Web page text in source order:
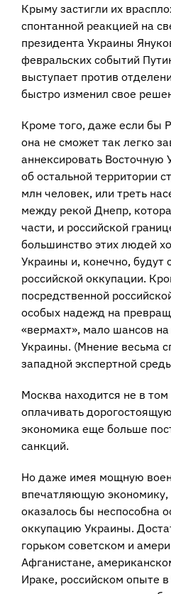
Крыму застигли их
спонтанной реакцией на
президента Украины
февральских событий
выступает против
быстро изменил свое
Кроме того, даже если бы
она не сможет так легко
аннексировать Восточную
об остальной территории
млн человек, или треть
между рекой Днепр,
части, и российской
большинство этих людей
Украины и, конечно, будут
российской оккупации.
посредственной
особых надежд на
«вермахт», мало шансов
Украины. (Мнение весьма
западной экспертной
Москва находится не в
оплачивать
экономика еще больше
санкций.
Но даже имея мощную
впечатляющую экономику,
оказалось бы неспособна
оккупацию Украины.
горьком советском и
Афганистане,
Ираке, российском опыте